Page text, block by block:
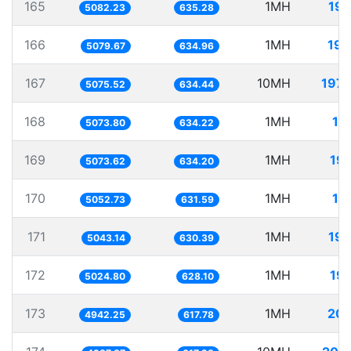
165 5082.23 635.28 1MH
166 5079.67 634.96 1MH
167 5075.52 634.44 10MH
168 5073.80 634.22 1MH
169 5073.62 634.20 1MH
170 5052.73 631.59 1MH
171 5043.14 630.39 1MH
172 5024.80 628.10 1MH
173 4942.25 617.78 1MH